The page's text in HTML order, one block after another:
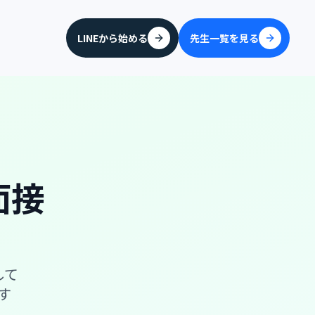
LINEから始める 先生一覧を見る